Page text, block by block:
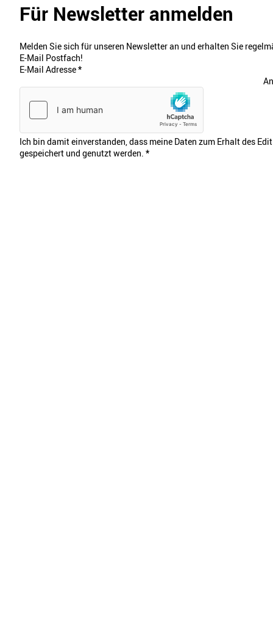
Für Newsletter anmelden
Melden Sie sich für unseren Newsletter an und erhalten Sie
E-Mail Postfach!
E-Mail Adresse*
Ich bin damit einverstanden, dass meine Daten zum Erhalt des
gespeichert und genutzt werden. *